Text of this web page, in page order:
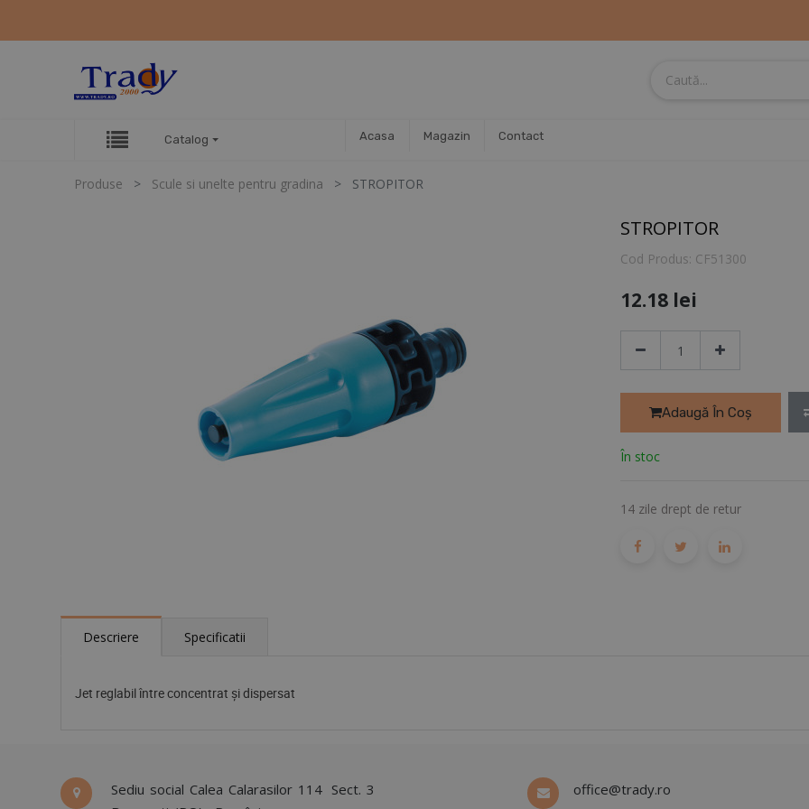
Catalog Acasa Magazin Contact
Produse Scule si unelte pentru gradina STROPITOR
STROPITOR
Cod Produs: CF51300
12.18 lei
Adaugă În Coș
În stoc
14 zile drept de retur
Descriere Specificatii
Jet reglabil între concentrat şi dispersat
Sediu social Calea Calarasilor 114 Sect. 3
office@trady.ro